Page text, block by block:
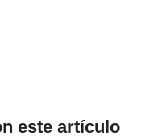
este artículo